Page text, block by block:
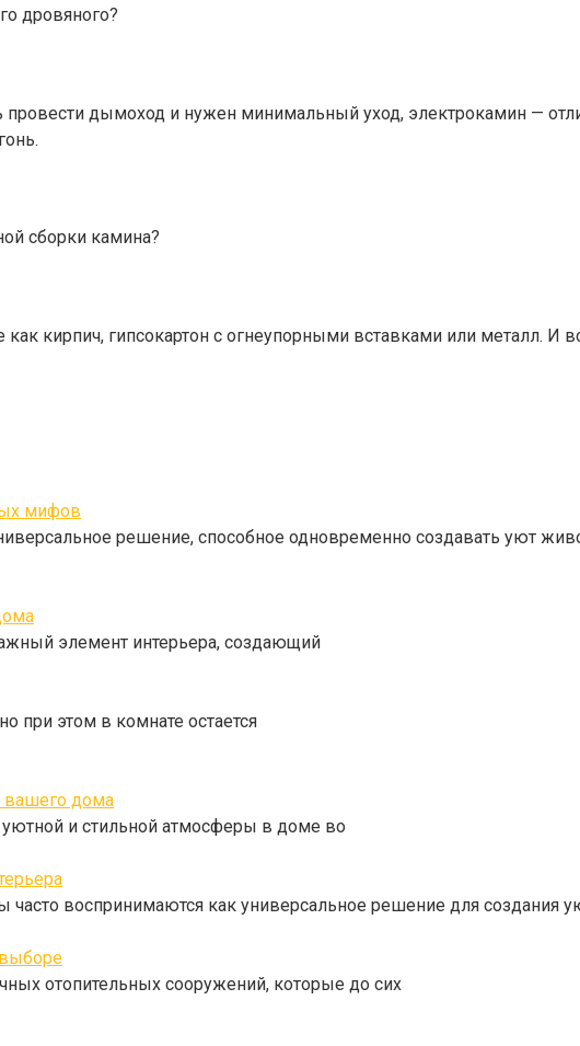
дровяного?
провести дымоход и нужен минимальный уход, электрокамин —
сборки камина?
кирпич, гипсокартон с огнеупорными вставками или металл. И
мифов
решение, способное одновременно создавать уют
элемент интерьера, создающий
при этом в комнате остается
вашего дома
и стильной атмосферы в доме во
воспринимаются как универсальное решение для создания
отопительных сооружений, которые до сих